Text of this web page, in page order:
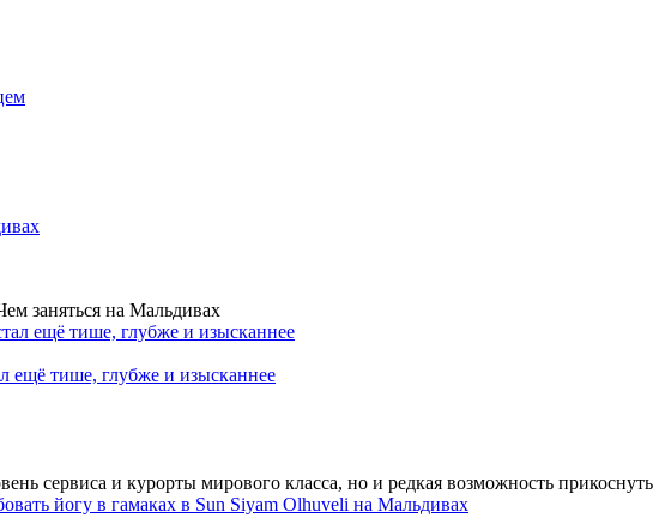
заняться на Мальдивах
ещё тише, глубже и изысканнее
сервиса и курорты мирового класса, но и редкая возможность